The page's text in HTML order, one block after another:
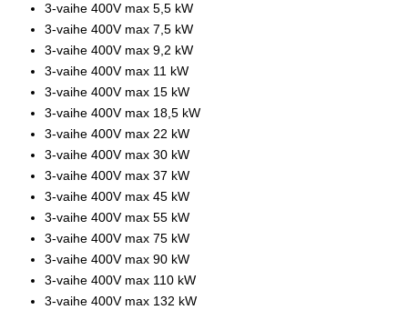
3-vaihe 400V max 5,5 kW
3-vaihe 400V max 7,5 kW
3-vaihe 400V max 9,2 kW
3-vaihe 400V max 11 kW
3-vaihe 400V max 15 kW
3-vaihe 400V max 18,5 kW
3-vaihe 400V max 22 kW
3-vaihe 400V max 30 kW
3-vaihe 400V max 37 kW
3-vaihe 400V max 45 kW
3-vaihe 400V max 55 kW
3-vaihe 400V max 75 kW
3-vaihe 400V max 90 kW
3-vaihe 400V max 110 kW
3-vaihe 400V max 132 kW